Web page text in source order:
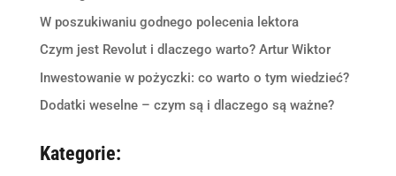
W poszukiwaniu godnego polecenia lektora
Czym jest Revolut i dlaczego warto? Artur Wiktor
Inwestowanie w pożyczki: co warto o tym wiedzieć?
Dodatki weselne – czym są i dlaczego są ważne?
Kategorie: